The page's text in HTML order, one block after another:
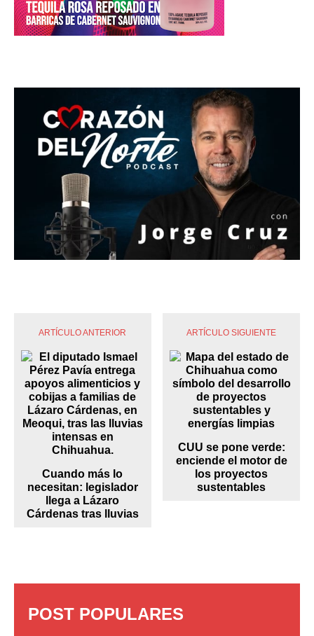
ARTÍCULO ANTERIOR
Cuando más lo
necesitan: legislador
llega a Lázaro
Cárdenas tras lluvias
ARTÍCULO SIGUIENTE
CUU se pone verde:
enciende el motor de
los proyectos
sustentables
POST POPULARES